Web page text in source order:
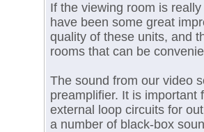
If the viewing room is
have been some great
quality of these units, and
rooms that can be
The sound from our video
preamplifier. It is important
external loop circuits for
a number of black-box